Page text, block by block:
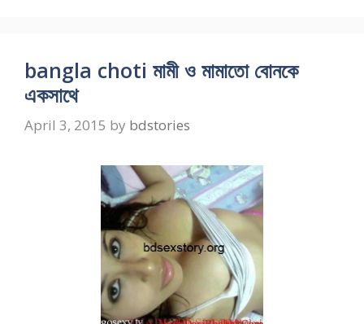
bangla choti মামী ও মামাতো বোনকে
একসাথে
April 3, 2015 by bdstories